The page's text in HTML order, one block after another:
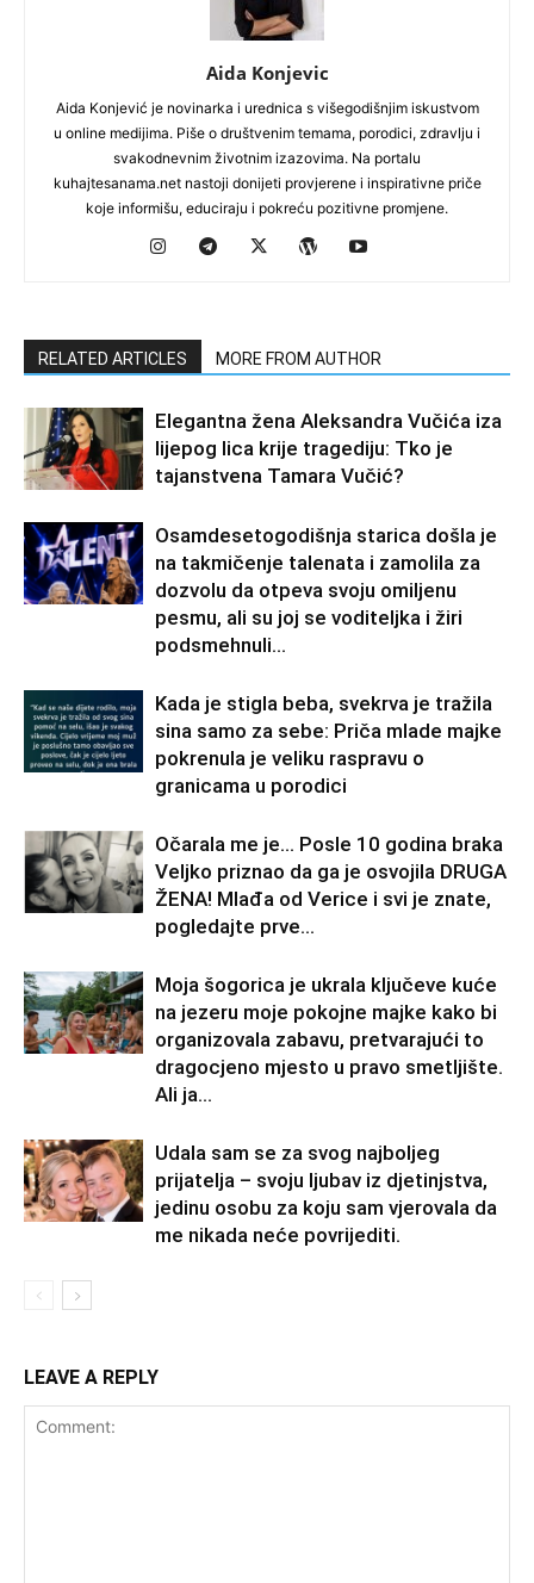
Aida Konjevic
Aida Konjević je novinarka i urednica s višegodišnjim iskustvom
u online medijima. Piše o društvenim temama, porodici, zdravlju i
svakodnevnim životnim izazovima. Na portalu
kuhajtesanama.net nastoji donijeti provjerene i inspirativne priče
koje informišu, educiraju i pokreću pozitivne promjene.
RELATED ARTICLES MORE FROM AUTHOR
Elegantna žena Aleksandra Vučića iza
lijepog lica krije tragediju: Tko je
tajanstvena Tamara Vučić?
Osamdesetogodišnja starica došla je
na takmičenje talenata i zamolila za
dozvolu da otpeva svoju omiljenu
pesmu, ali su joj se voditeljka i žiri
podsmehnuli...
Kada je stigla beba, svekrva je tražila
sina samo za sebe: Priča mlade majke
pokrenula je veliku raspravu o
granicama u porodici
Očarala me je… Posle 10 godina braka
Veljko priznao da ga je osvojila DRUGA
ŽENA! Mlađa od Verice i svi je znate,
pogledajte prve...
Moja šogorica je ukrala ključeve kuće
na jezeru moje pokojne majke kako bi
organizovala zabavu, pretvarajući to
dragocjeno mjesto u pravo smetljište.
Ali ja...
Udala sam se za svog najboljeg
prijatelja – svoju ljubav iz djetinjstva,
jedinu osobu za koju sam vjerovala da
me nikada neće povrijediti.
LEAVE A REPLY